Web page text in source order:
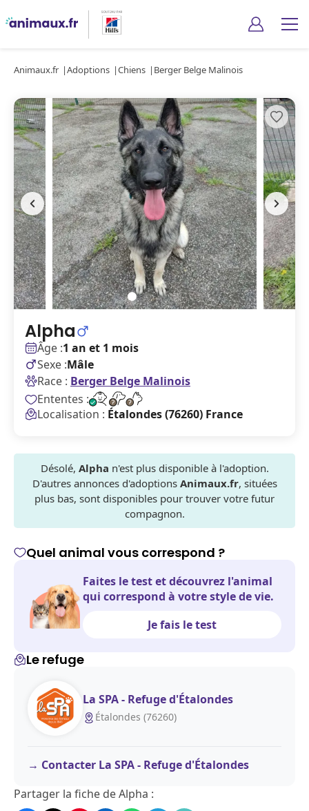
Animaux.fr Adoptions Chiens Berger Belge Malinois
Alpha
Âge :1 an et 1 mois
Sexe :Mâle
Race : Berger Belge Malinois
Ententes :
Localisation : Étalondes (76260) France
Désolé, Alpha n'est plus disponible à l'adoption.
D'autres annonces d'adoptions Animaux.fr, situées
plus bas, sont disponibles pour trouver votre futur
compagnon.
Quel animal vous correspond ?
Faites le test et découvrez l'animal
qui correspond à votre style de vie.
Je fais le test
Le refuge
La SPA - Refuge d'Étalondes
Étalondes (76260)
Contacter La SPA - Refuge d'Étalondes
Partager la fiche de Alpha :